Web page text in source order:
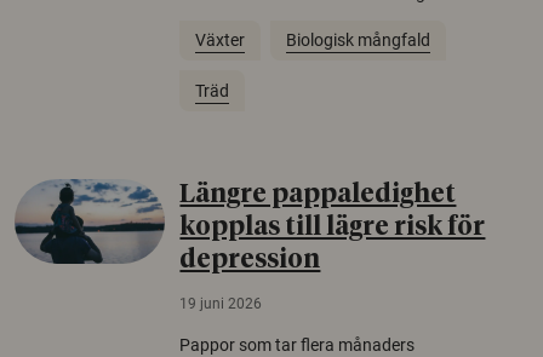
Växter Biologisk mångfald
Träd
Längre pappaledighet
kopplas till lägre risk för
depression
19 juni 2026
Pappor som tar flera månaders